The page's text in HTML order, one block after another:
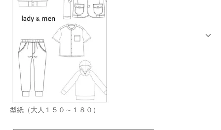
型紙（大人１５０～１８０）